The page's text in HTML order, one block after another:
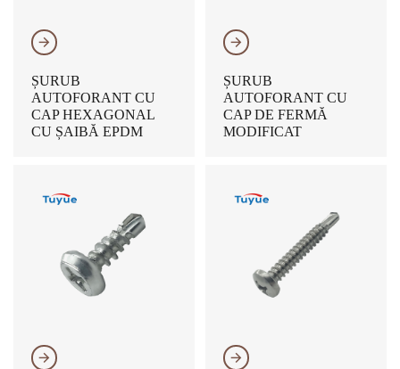
𐃔
ȘURUB
AUTOFORANT CU
CAP HEXAGONAL
CU ȘAIBĂ EPDM
𐃔
ȘURUB
AUTOFORANT CU
CAP DE FERMĂ
MODIFICAT
𐃔 𐃔